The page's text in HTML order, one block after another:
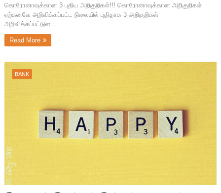
கொரோனாவுக்கான 3 புதிய அறிகுறிகள்!!! கொரோனாவுக்கான அறிகுறிகள்
ஏற்கனவே அறிவிக்கப்பட்ட நிலையில் புதிதாக 3 அறிகுறிகள்
அறிவிக்கப்பட்டுள...
Read More
BANK